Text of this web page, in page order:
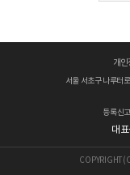
개인
서울 서초구 나루터
등록신
대